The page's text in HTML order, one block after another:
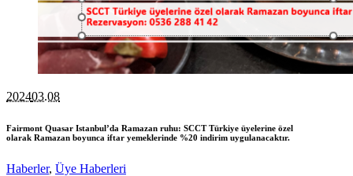
202403.08
Fairmont Quasar Istanbul’da Ramazan ruhu: SCCT Türkiye üyelerine özel
olarak Ramazan boyunca iftar yemeklerinde %20 indirim uygulanacaktır.
Haberler, Üye Haberleri